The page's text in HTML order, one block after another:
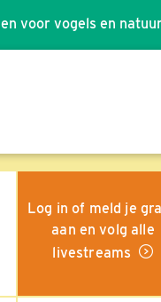
voor vogels en natuur
Log in of meld je
aan en volg alle
livestreams